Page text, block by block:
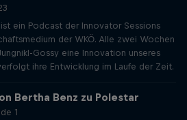
ein Podcast der Innovator Sessions
der WKÖ. Alle zwei Wochen
Gossy eine Innovation unseres
ihre Entwicklung im Laufe der Zeit.
Bertha Benz zu Polestar
1